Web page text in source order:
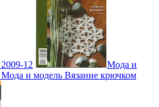
12
Мода и
и модель Вязание крючком